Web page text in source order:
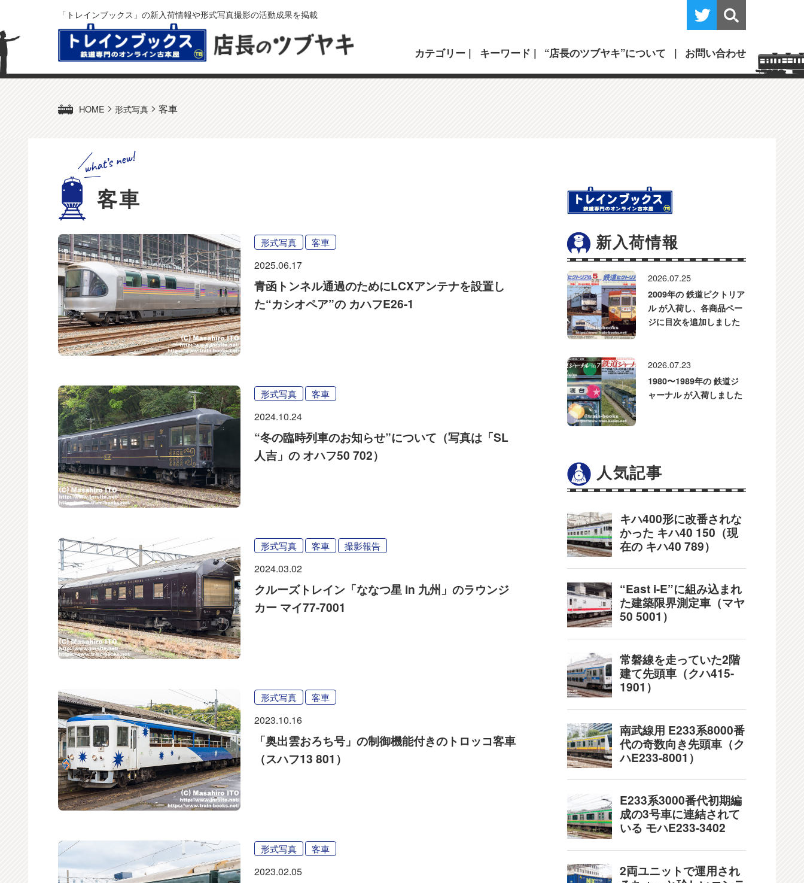
「トレインブックス」の新入荷情報や形式写真撮影の活動成果を掲載
カテゴリー キーワード “店長のツブヤキ”について お問い合わせ
HOME > 形式写真 > 客車
客車
形式写真 客車
2025.06.17
青函トンネル通過のためにLCXアンテナを設置し
た“カシオペア”の カハフE26-1
形式写真 客車
2024.10.24
“冬の臨時列車のお知らせ”について（写真は「SL
人吉」の オハフ50 702）
形式写真 客車 撮影報告
2024.03.02
クルーズトレイン「ななつ星 in 九州」のラウンジ
カー マイ77-7001
形式写真 客車
2023.10.16
「奥出雲おろち号」の制御機能付きのトロッコ客車
（スハフ13 801）
形式写真 客車
2023.02.05
新入荷情報
2026.07.25
2009年の 鉄道ピクトリア
ル が入荷し、各商品ペー
ジに目次を追加しました
2026.07.23
1980〜1989年の 鉄道ジ
ャーナル が入荷しました
人気記事